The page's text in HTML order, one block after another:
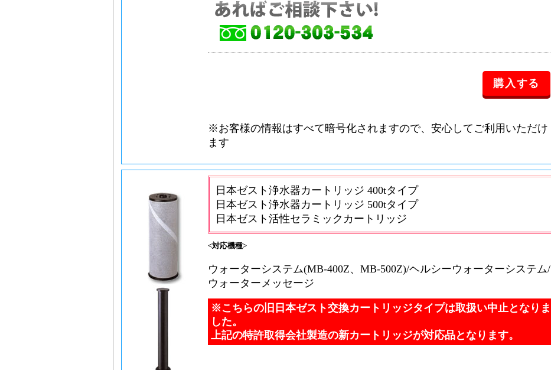
※お客様の情報はすべて暗号化されますので、安心してご利用いただけ
ます
日本ゼスト浄水器カートリッジ 400tタイプ
日本ゼスト浄水器カートリッジ 500tタイプ
日本ゼスト活性セラミックカートリッジ
<対応機種>
ウォーターシステム(MB-400Z、MB-500Z)/ヘルシーウォーターシステム/
ウォーターメッセージ
※こちらの旧日本ゼスト交換カートリッジタイプは取扱い中止となりま
した。
上記の特許取得会社製造の新カートリッジが対応品となります。